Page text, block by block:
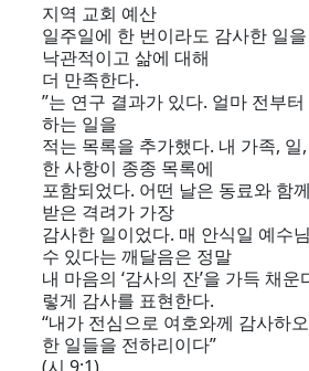
지역 교회 예산
일주일에 한 번이라도 감사한 일
낙관적이고 삶에 대해
더 만족한다.
”는 연구 결과가 있다. 얼마 전부
하는 일을
적는 목록을 추가했다. 내 가족,
한 사항이 종종 목록에
포함되었다. 어떤 날은 동료와 함
받은 격려가 가장
감사한 일이었다. 매 안식일 예수
수 있다는 깨달음은 정말
내 마음의 ‘감사의 잔’을 가득 채
렇게 감사를 표현한다.
“내가 전심으로 여호와께 감사하
한 일들을 전하리이다”